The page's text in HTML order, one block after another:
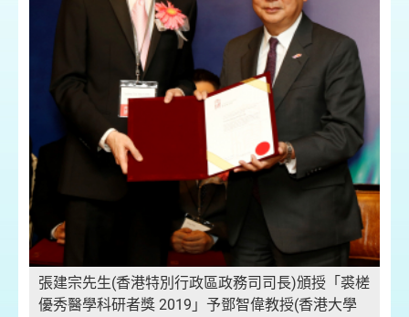
張建宗先生(香港特別行政區政務司司長)頒授「裘槎
優秀醫學科研者獎 2019」予鄧智偉教授(香港大學